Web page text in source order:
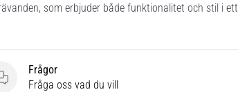
som erbjuder både funktionalitet och stil i ett
Frågor
Frågor
Fråga oss vad du vill